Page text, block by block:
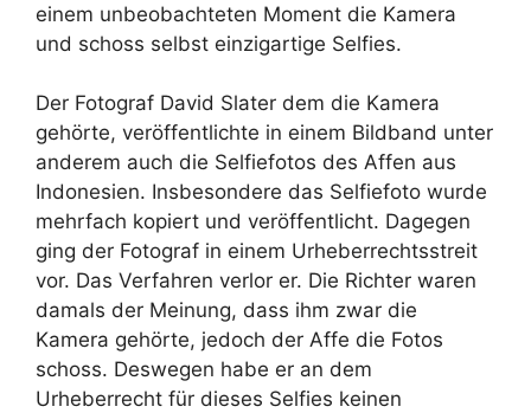
einem unbeobachteten Moment die Kamera
und schoss selbst einzigartige Selfies.
Der Fotograf David Slater dem die Kamera
gehörte, veröffentlichte in einem Bildband unter
anderem auch die Selfiefotos des Affen aus
Indonesien. Insbesondere das Selfiefoto wurde
mehrfach kopiert und veröffentlicht. Dagegen
ging der Fotograf in einem Urheberrechtsstreit
vor. Das Verfahren verlor er. Die Richter waren
damals der Meinung, dass ihm zwar die
Kamera gehörte, jedoch der Affe die Fotos
schoss. Deswegen habe er an dem
Urheberrecht für dieses Selfies keinen